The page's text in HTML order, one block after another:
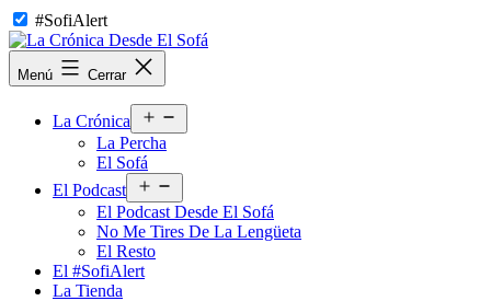
Saltar
al
contenido
#SofiAlert
La
Crónica
Menú Cerrar
La Crónica
el
La Percha
El Sofá
El Podcast
el
menú
El Podcast Desde El Sofá
No Me Tires De La Lengüeta
El Resto
El #SofiAlert
La Tienda